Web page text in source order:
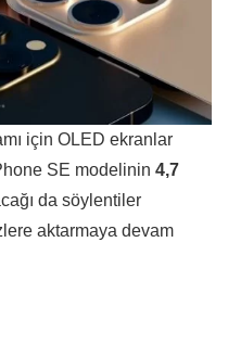
için OLED ekranlar
SE modelinin 4,7
da söylentiler
aktarmaya devam